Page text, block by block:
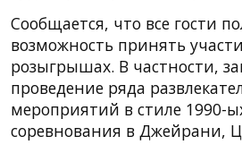
Сообщается, что все гости
возможность принять
розыгрышах. В частности,
проведение ряда
мероприятий в стиле 1990-
соревнования в Джейрани,